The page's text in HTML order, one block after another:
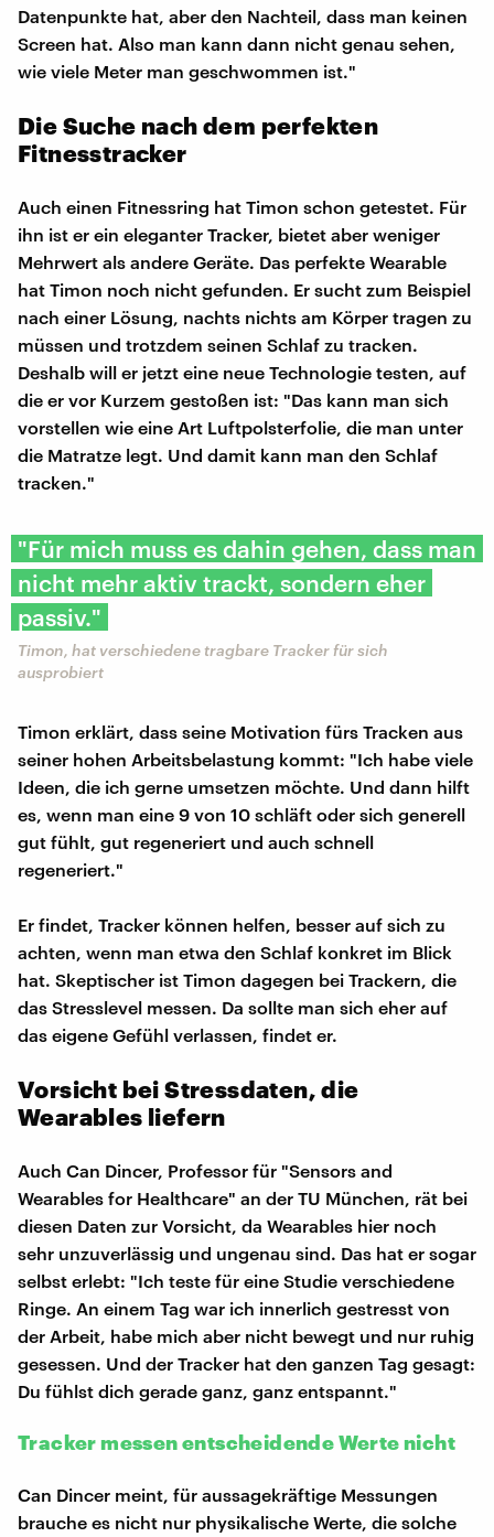
Datenpunkte hat, aber den Nachteil, dass man keinen
Screen hat. Also man kann dann nicht genau sehen,
wie viele Meter man geschwommen ist."
Die Suche nach dem perfekten
Fitnesstracker
Auch einen Fitnessring hat Timon schon getestet. Für
ihn ist er ein eleganter Tracker, bietet aber weniger
Mehrwert als andere Geräte. Das perfekte Wearable
hat Timon noch nicht gefunden. Er sucht zum Beispiel
nach einer Lösung, nachts nichts am Körper tragen zu
müssen und trotzdem seinen Schlaf zu tracken.
Deshalb will er jetzt eine neue Technologie testen, auf
die er vor Kurzem gestoßen ist: "Das kann man sich
vorstellen wie eine Art Luftpolsterfolie, die man unter
die Matratze legt. Und damit kann man den Schlaf
tracken."
"Für mich muss es dahin gehen, dass man
nicht mehr aktiv trackt, sondern eher
passiv."
Timon, hat verschiedene tragbare Tracker für sich
ausprobiert
Timon erklärt, dass seine Motivation fürs Tracken aus
seiner hohen Arbeitsbelastung kommt: "Ich habe viele
Ideen, die ich gerne umsetzen möchte. Und dann hilft
es, wenn man eine 9 von 10 schläft oder sich generell
gut fühlt, gut regeneriert und auch schnell
regeneriert."
Er findet, Tracker können helfen, besser auf sich zu
achten, wenn man etwa den Schlaf konkret im Blick
hat. Skeptischer ist Timon dagegen bei Trackern, die
das Stresslevel messen. Da sollte man sich eher auf
das eigene Gefühl verlassen, findet er.
Vorsicht bei Stressdaten, die
Wearables liefern
Auch Can Dincer, Professor für "Sensors and
Wearables for Healthcare" an der TU München, rät bei
diesen Daten zur Vorsicht, da Wearables hier noch
sehr unzuverlässig und ungenau sind. Das hat er sogar
selbst erlebt: "Ich teste für eine Studie verschiedene
Ringe. An einem Tag war ich innerlich gestresst von
der Arbeit, habe mich aber nicht bewegt und nur ruhig
gesessen. Und der Tracker hat den ganzen Tag gesagt:
Du fühlst dich gerade ganz, ganz entspannt."
Tracker messen entscheidende Werte nicht
Can Dincer meint, für aussagekräftige Messungen
brauche es nicht nur physikalische Werte, die solche